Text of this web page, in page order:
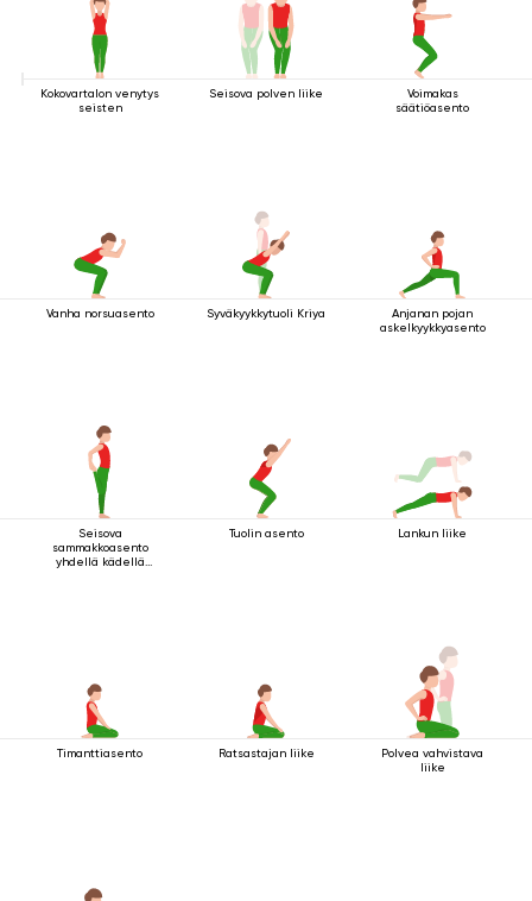
Kokovartalon venytys
seisten
Seisova polven liike
Voimakas
säätiöasento
Vanha norsuasento Syväkyykkytuoli Kriya
Anjanan pojan
askelkyykkyasento
Seisova
sammakkoasento
yhdellä kädellä
Tuolin asento Lankun liike
Timanttiasento Ratsastajan liike
Polvea vahvistava
liike